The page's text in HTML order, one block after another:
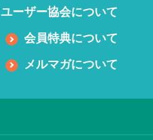
ユーザー協会について
会員特典について
メルマガについて